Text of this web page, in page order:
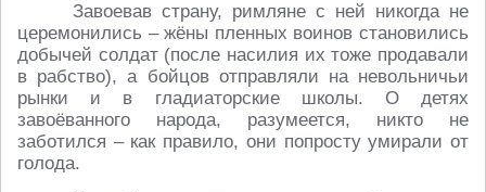
Завоевав страну, римляне с ней никогда не
церемонились – жёны пленных воинов становились
добычей солдат (после насилия их тоже продавали
в рабство), а бойцов отправляли на невольничьи
рынки и в гладиаторские школы. О детях
завоёванного народа, разумеется, никто не
заботился – как правило, они попросту умирали от
голода.